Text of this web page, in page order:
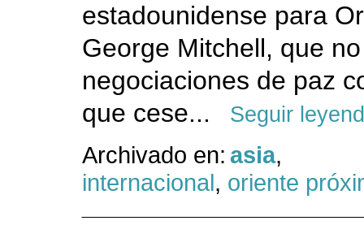
estadounidense para
George Mitchell, que
negociaciones de paz
que cese...
Seguir
Archivado en: asia,
internacional, oriente